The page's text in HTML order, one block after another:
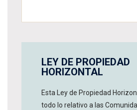
LEY DE PROPIEDAD
HORIZONTAL
Esta Ley de Propiedad
todo lo relativo a las